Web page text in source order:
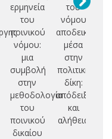
ερμηνεία
του
ποινικού
νόμου:
μια
συμβολή
στην
μεθοδολογία
του
ποινικού
δικαίου
του
νόμου
αποδεικτικά
μέσα
στην
πολιτική
δίκη:
απόδειξη
και
αλήθεια